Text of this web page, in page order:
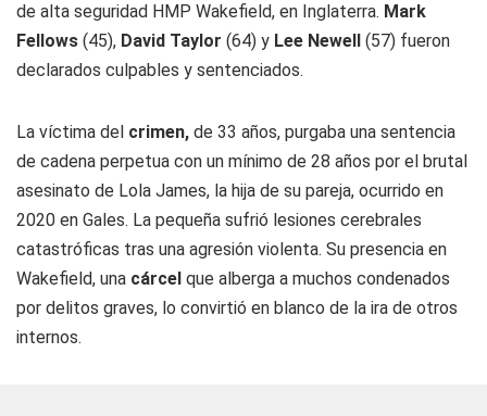
de alta seguridad HMP Wakefield, en Inglaterra. Mark
Fellows (45), David Taylor (64) y Lee Newell (57) fueron
declarados culpables y sentenciados.
La víctima del crimen, de 33 años, purgaba una sentencia
de cadena perpetua con un mínimo de 28 años por el brutal
asesinato de Lola James, la hija de su pareja, ocurrido en
2020 en Gales. La pequeña sufrió lesiones cerebrales
catastróficas tras una agresión violenta. Su presencia en
Wakefield, una cárcel que alberga a muchos condenados
por delitos graves, lo convirtió en blanco de la ira de otros
internos.